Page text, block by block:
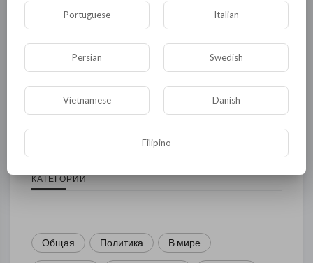
Комментариев нет
КАТЕГОРИИ
Общая Политика В мире
Portuguese Italian
Persian Swedish
Vietnamese Danish
Filipino